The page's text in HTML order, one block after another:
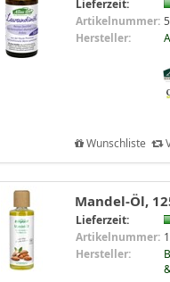
Lieferzeit:
Artikelnummer:
Hersteller:
Wunschliste
Mandel-Öl,
Lieferzeit:
Artikelnummer:
Hersteller: